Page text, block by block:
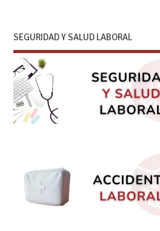
SEGURIDAD Y SALUD LABORAL